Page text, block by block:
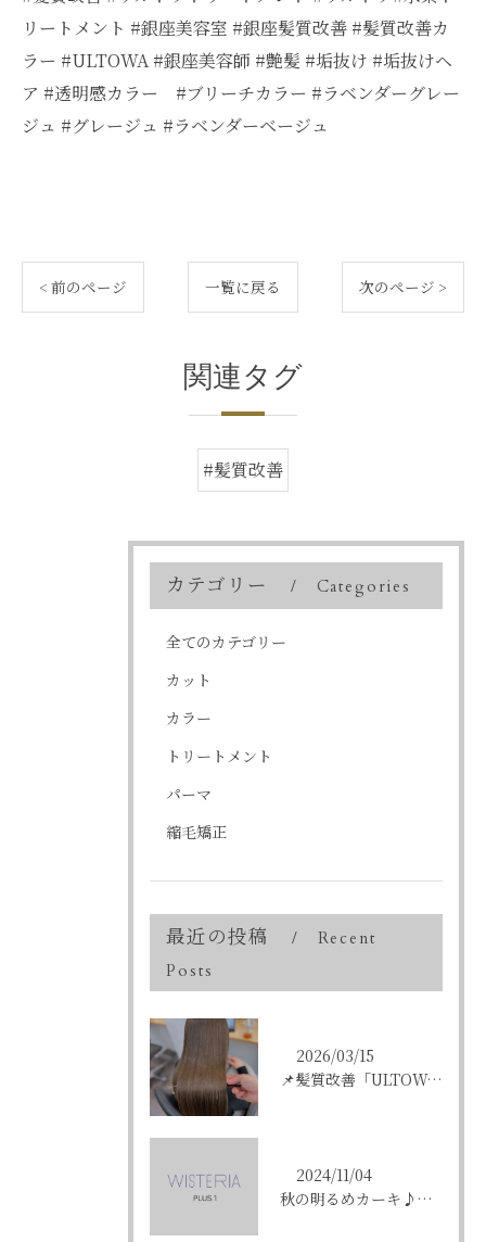
リートメント #銀座美容室 #銀座髪質改善 #髪質改善カ
ラー #ULTOWA #銀座美容師 #艶髪 #垢抜け #垢抜けヘ
ア #透明感カラー #ブリーチカラー #ラベンダーグレー
ジュ #グレージュ #ラベンダーベージュ
< 前のページ 一覧に戻る 次のページ >
関連タグ
#髪質改善
カテゴリー Categories
全てのカテゴリー
カット
カラー
トリートメント
パーマ
縮毛矯正
最近の投稿
Recent
Posts
2026/03/15
📌髪質改善「ULTOWAトリートメント」はこんな方にオススメ...
2024/11/04
秋の明るめカーキ♪〈ikumi〉